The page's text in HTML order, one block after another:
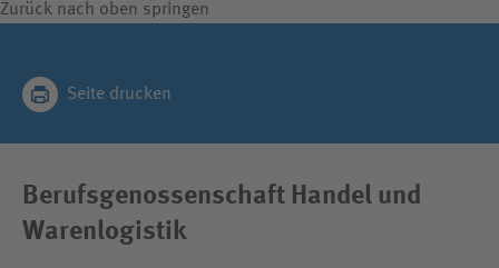
Zurück nach oben springen
Seite drucken
Berufsgenossenschaft Handel und
Warenlogistik